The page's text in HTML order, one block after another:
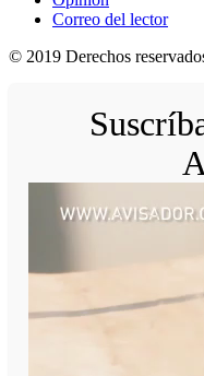
Correo del lector
© 2019 Derechos